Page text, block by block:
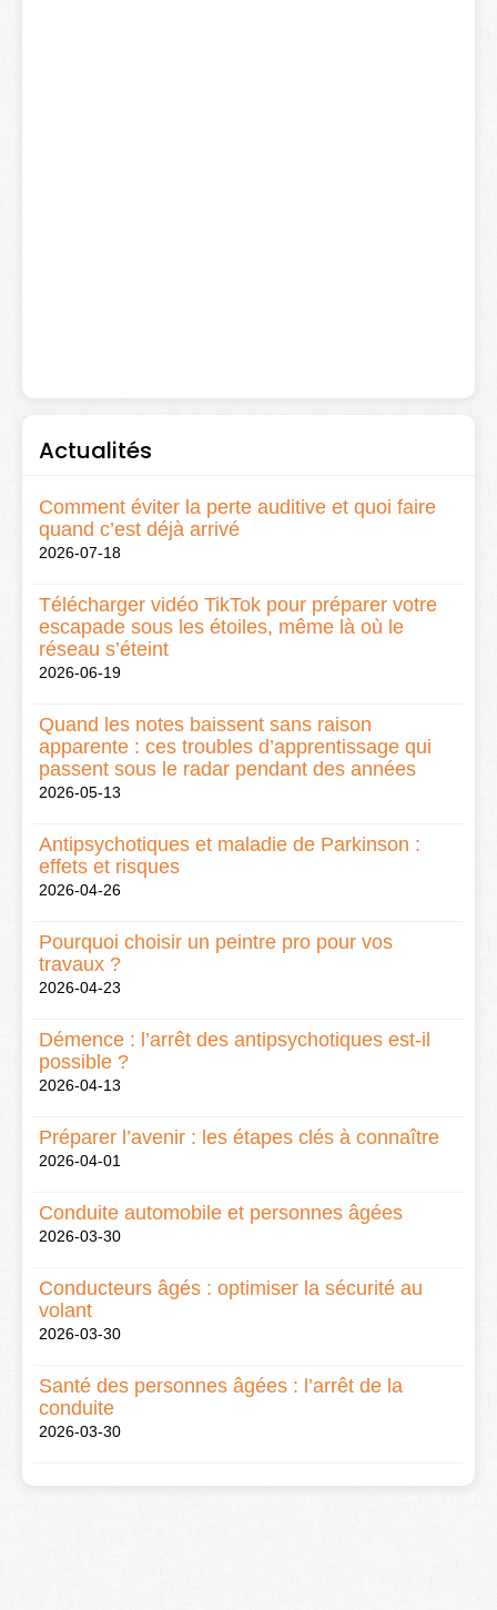
Actualités
Comment éviter la perte auditive et quoi faire
quand c’est déjà arrivé
2026-07-18
Télécharger vidéo TikTok pour préparer votre
escapade sous les étoiles, même là où le
réseau s’éteint
2026-06-19
Quand les notes baissent sans raison
apparente : ces troubles d’apprentissage qui
passent sous le radar pendant des années
2026-05-13
Antipsychotiques et maladie de Parkinson :
effets et risques
2026-04-26
Pourquoi choisir un peintre pro pour vos
travaux ?
2026-04-23
Démence : l’arrêt des antipsychotiques est-il
possible ?
2026-04-13
Préparer l’avenir : les étapes clés à connaître
2026-04-01
Conduite automobile et personnes âgées
2026-03-30
Conducteurs âgés : optimiser la sécurité au
volant
2026-03-30
Santé des personnes âgées : l’arrêt de la
conduite
2026-03-30